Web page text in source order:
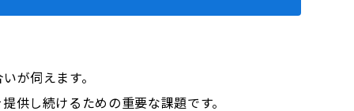
が伺えます。
供し続けるための重要な課題です。